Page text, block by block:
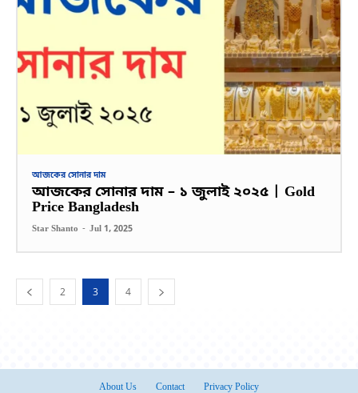
আজকের সোনার দাম
আজকের সোনার দাম – ১ জুলাই ২০২৫ | Gold
Price Bangladesh
Star Shanto - Jul 1, 2025
2 3 4
About Us Contact Privacy Policy